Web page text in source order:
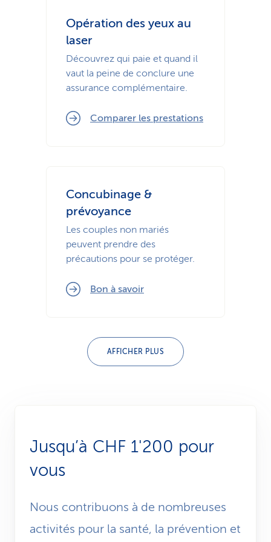
Opération des yeux au
laser
Découvrez qui paie et quand il
vaut la peine de conclure une
assurance complémentaire.
Comparer les prestations
Concubinage &
prévoyance
Les couples non mariés
peuvent prendre des
précautions pour se protéger.
Bon à savoir
AFFICHER PLUS
Jusqu’à CHF 1'200 pour
vous
Nous contribuons à de nombreuses
activités pour la santé, la prévention et